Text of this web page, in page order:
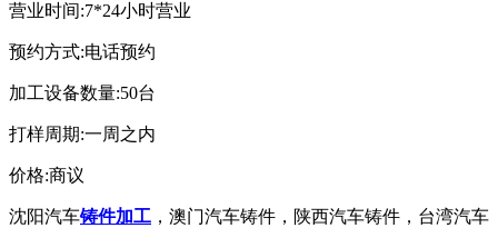
营业时间:7*24小时营业
预约方式:电话预约
加工设备数量:50台
打样周期:一周之内
价格:商议
沈阳汽车铸件加工 ，澳门汽车铸件，陕西汽车铸件，台湾汽车